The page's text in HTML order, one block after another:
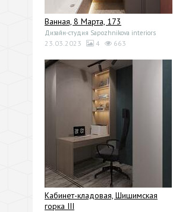
Ванная, 8 Марта, 173
Дизайн-студия Sapozhnikova interiors
23.03.2023 4 663
Кабинет-кладовая, Шишимская
горка III